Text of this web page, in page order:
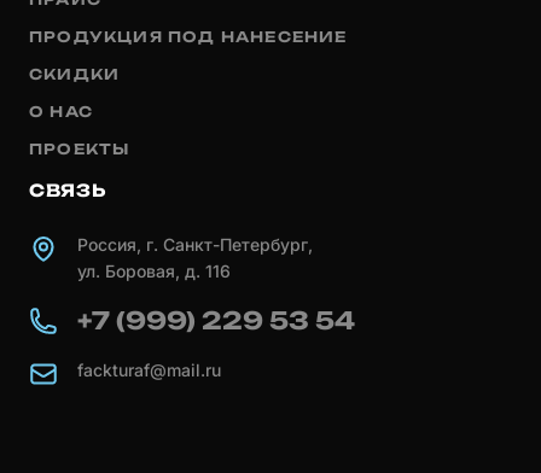
ПРОДУКЦИЯ ПОД НАНЕСЕНИЕ
СКИДКИ
О НАС
ПРОЕКТЫ
СВЯЗЬ
Россия, г. Санкт-Петербург,
ул. Боровая, д. 116
+7 (999) 229 53 54
fackturaf@mail.ru